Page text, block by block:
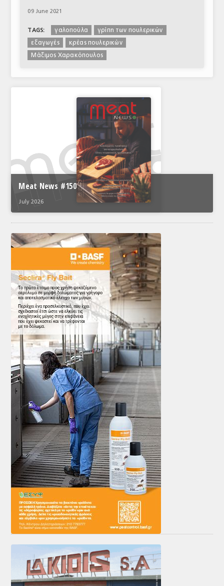
09 June 2021
TAGS: γαλοπούλα
γρίπη των πουλερικών
εξαγωγές
κρέας πουλερικών
Μάξιμος Χαρακόπουλος
Meat News #150
July 2026